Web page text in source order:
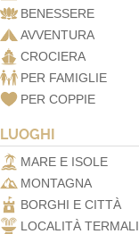
BENESSERE
AVVENTURA
CROCIERA
PER FAMIGLIE
PER COPPIE
LUOGHI
MARE E ISOLE
MONTAGNA
BORGHI E CITTÀ
LOCALITÀ TERMALI